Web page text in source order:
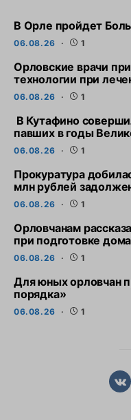
В Орле пройдет
06.08.26 1
Орловские врачи
технологии при
06.08.26 1
В Кутафино
павших в годы
06.08.26 1
Прокуратура
млн рублей
06.08.26 1
Орловчанам
при подготовке
06.08.26 1
Для юных орловчан
порядка»
06.08.26 1